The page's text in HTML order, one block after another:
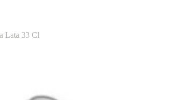
Lata 33 Cl